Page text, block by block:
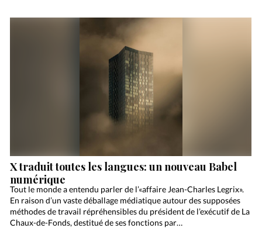
X traduit toutes les langues: un nouveau Babel
numérique
Tout le monde a entendu parler de l’«affaire Jean-Charles Legrix».
En raison d’un vaste déballage médiatique autour des supposées
méthodes de travail répréhensibles du président de l’exécutif de La
Chaux-de-Fonds, destitué de ses fonctions par…